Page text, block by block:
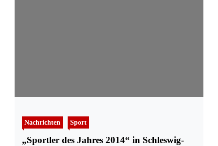
Nachrichten Sport
„Sportler des Jahres 2014“ in Schleswig-